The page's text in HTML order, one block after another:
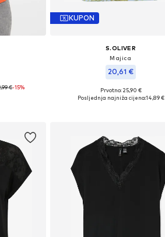
€-15%
KUPON
S.OLIVER
Majica
20,61 €
Dostupno u više veličina
Prvotno: 25,90 €
Posljednja najniža cijena:14,89 €